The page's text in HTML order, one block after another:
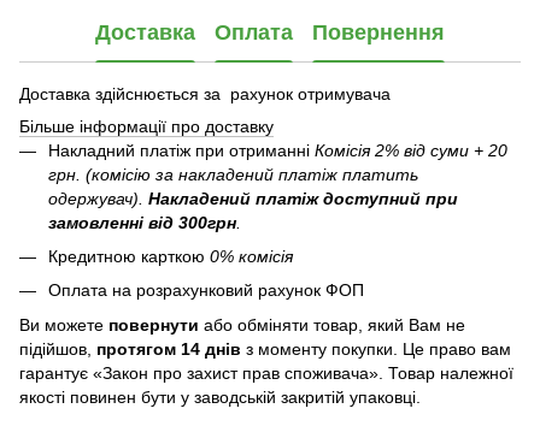
Доставка Оплата Повернення
Доставка здійснюється за рахунок отримувача
Більше інформації про доставку
Накладний платіж при отриманні Комісія 2% від суми + 20
грн. (комісію за накладений платіж платить
одержувач). Накладений платіж доступний при
замовленні від 300грн
Кредитною карткою 0% комісія
Оплата на розрахунковий рахунок ФОП
Ви можете повернути або обміняти товар, який Вам не
підійшов, протягом 14 днів з моменту покупки. Це право вам
гарантує «Закон про захист прав споживача». Товар належної
якості повинен бути у заводській закритій упаковці.